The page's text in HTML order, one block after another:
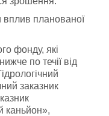
вплив планованої
фонду, які
по течії від
заказник
каньйон»,